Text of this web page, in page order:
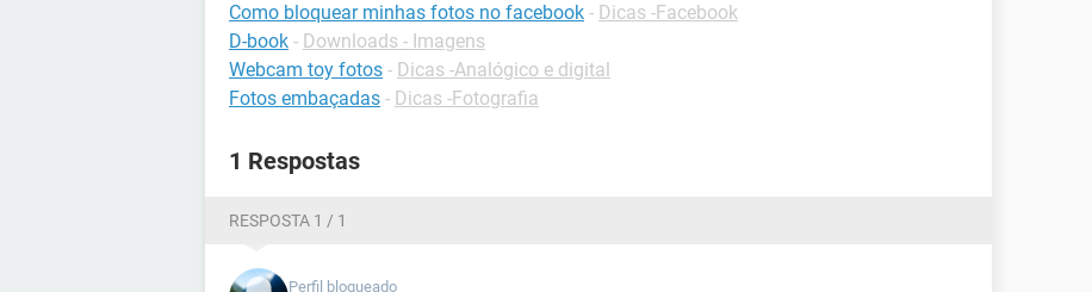
Como bloquear minhas fotos no facebook - Dicas -Facebook
D-book - Downloads - Imagens
Webcam toy fotos - Dicas -Analógico e digital
Fotos embaçadas - Dicas -Fotografia
1 Respostas
RESPOSTA 1 / 1
Perfil bloqueado